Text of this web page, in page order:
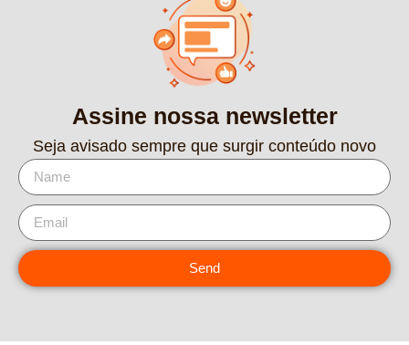
Assine nossa newsletter
Seja avisado sempre que surgir conteúdo novo
Send